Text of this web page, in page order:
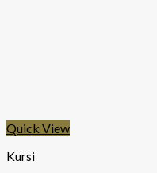
Quick View
Kursi